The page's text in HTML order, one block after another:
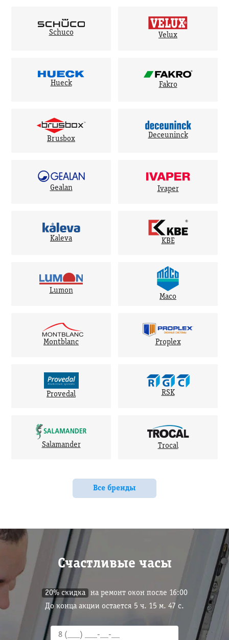
Schuco Velux
Hueck Fakro
Brusbox Deceuninck
Gealan Ivaper
Kaleva KBE
Lumon
Maco
Montblanc Proplex
Provedal RSK
Salamander Trocal
Все бренды
Счастливые часы
20% скидка
на ремонт окон после 16:00
До конца акции остается 5 ч. 15 м. 46 с.